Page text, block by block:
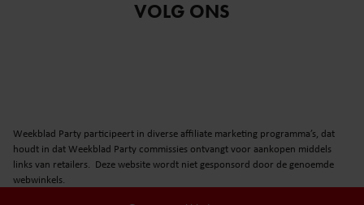
VOLG ONS
Weekblad Party participeert in diverse affiliate marketing programma’s, dat
houdt in dat Weekblad Party commissies ontvangt voor aankopen middels
links van retailers. Deze website wordt niet gesponsord door de genoemde
webwinkels.